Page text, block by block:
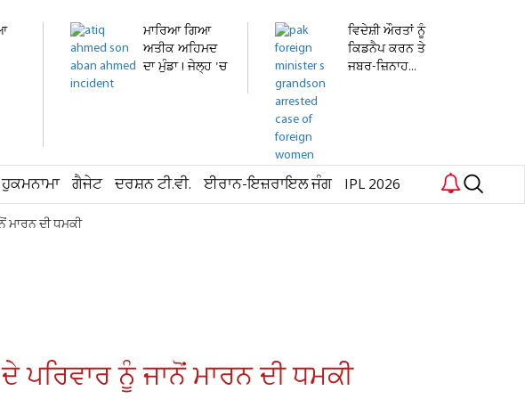
ਮਾਰਿਆ ਗਿਆ
ਅਤੀਕ ਅਹਿਮਦ
ਦਾ ਮੁੰਡਾ ! ਜੇਲ੍ਹ 'ਚ
ਵਿਦੇਸ਼ੀ ਔਰਤਾਂ ਨੂੰ
ਕਿਡਨੈਪ ਕਰਨ ਤੇ
ਜਬਰ-ਜ਼ਿਨਾਹ...
ਗੈਜੇਟ ਦਰਸ਼ਨ ਟੀ.ਵੀ. ਈਰਾਨ-ਇਜ਼ਰਾਇਲ ਜੰਗ IPL 2026
ਮਾਰਨ ਦੀ ਧਮਕੀ
ਨੂੰ ਜਾਨੋਂ ਮਾਰਨ ਦੀ ਧਮਕੀ